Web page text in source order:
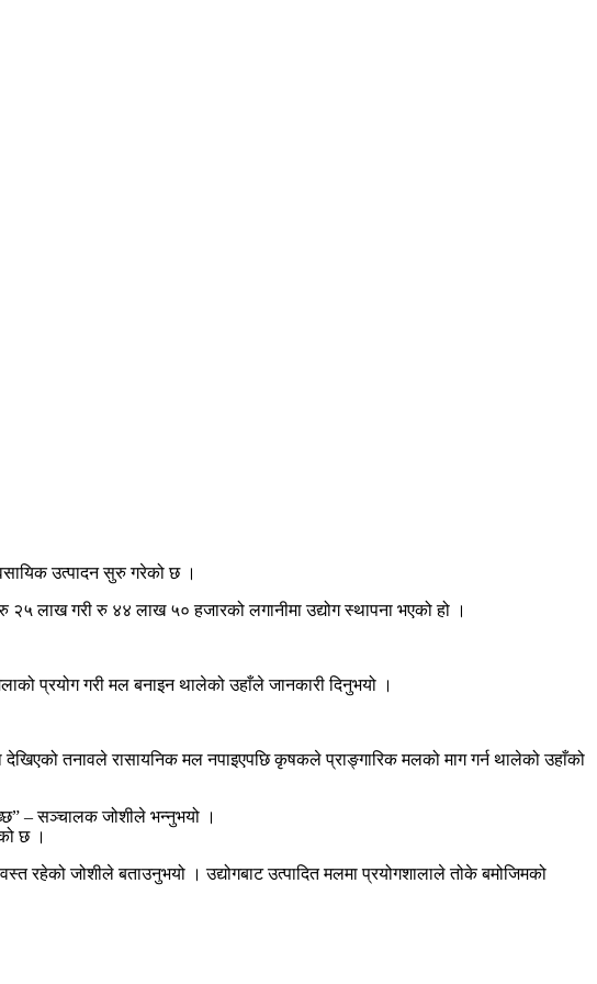
उत्पादन सुरु गरेको छ ।
लाख गरी रु ४४ लाख ५० हजारको लगानीमा उद्योग स्थापना भएको हो ।
प्रयोग गरी मल बनाइन थालेको उहाँले जानकारी दिनुभयो ।
तनावले रासायनिक मल नपाइएपछि कृषकले प्राङ्गारिक मलको माग गर्न थालेको उहाँको
– सञ्चालक जोशीले भन्नुभयो ।
छ ।
रहेको जोशीले बताउनुभयो । उद्योगबाट उत्पादित मलमा प्रयोगशालाले तोके बमोजिमको